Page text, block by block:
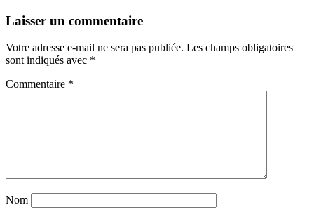
Laisser un commentaire
Votre adresse e-mail ne sera pas publiée. Les champs obligatoires
sont indiqués avec *
Commentaire *
Nom